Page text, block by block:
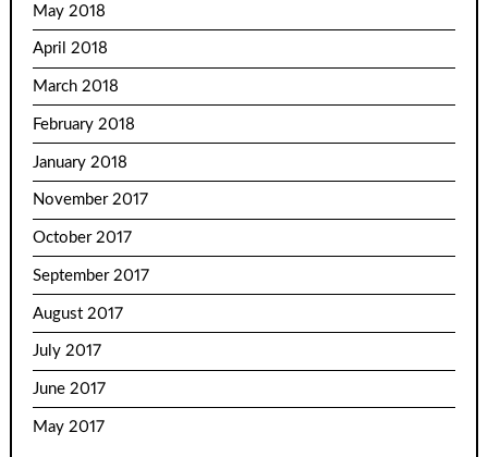
May 2018
April 2018
March 2018
February 2018
January 2018
November 2017
October 2017
September 2017
August 2017
July 2017
June 2017
May 2017